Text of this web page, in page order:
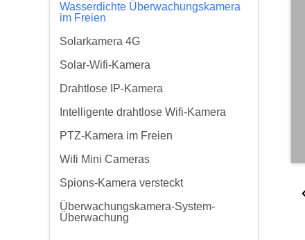
Wasserdichte Überwachungskamera
im Freien
Solarkamera 4G
Solar-Wifi-Kamera
Drahtlose IP-Kamera
Intelligente drahtlose Wifi-Kamera
PTZ-Kamera im Freien
Wifi Mini Cameras
Spions-Kamera versteckt
Überwachungskamera-System-
Überwachung